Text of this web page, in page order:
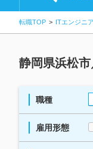
転職TOP ITエンジニ
静岡県浜松
職種
雇用形態